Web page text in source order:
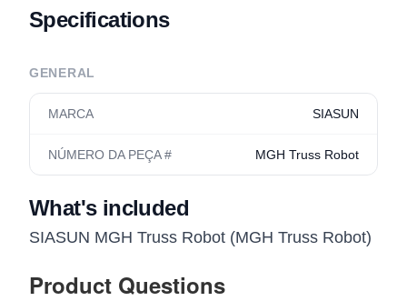
Specifications
GENERAL
MARCA SIASUN
NÚMERO DA PEÇA # MGH Truss Robot
What's included
SIASUN MGH Truss Robot (MGH Truss Robot)
Product Questions